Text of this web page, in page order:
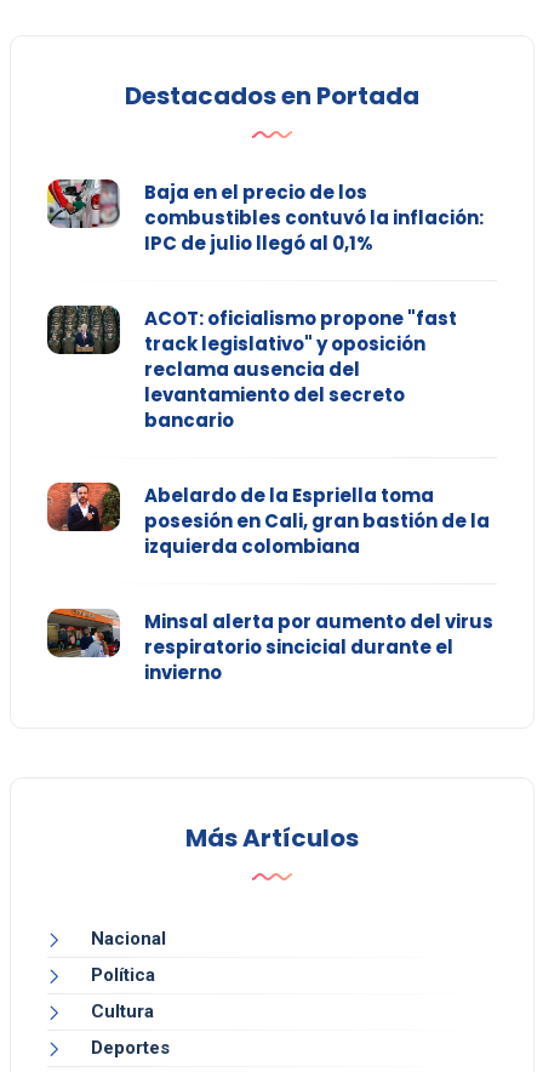
Destacados en Portada
Baja en el precio de los
combustibles contuvó la inflación:
IPC de julio llegó al 0,1%
ACOT: oficialismo propone "fast
track legislativo" y oposición
reclama ausencia del
levantamiento del secreto
bancario
Abelardo de la Espriella toma
posesión en Cali, gran bastión de la
izquierda colombiana
Minsal alerta por aumento del virus
respiratorio sincicial durante el
invierno
Más Artículos
Nacional
Política
Cultura
Deportes